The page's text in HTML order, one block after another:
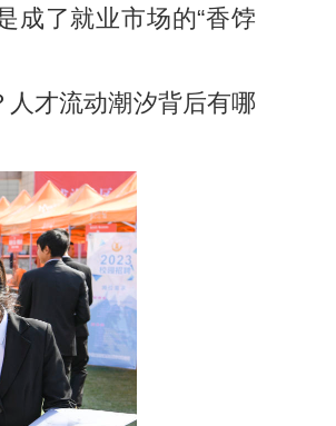
成了就业市场的“香饽
人才流动潮汐背后有哪